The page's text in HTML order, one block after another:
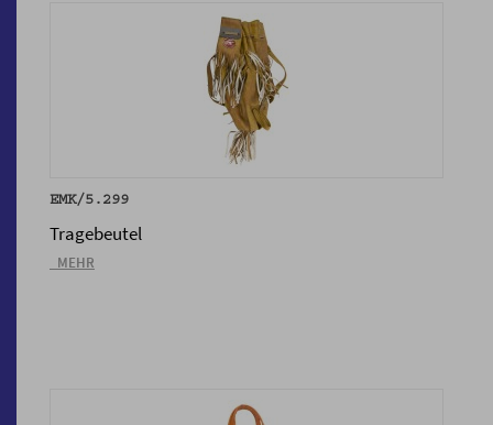
EMK/5.299
Tragebeutel
_MEHR